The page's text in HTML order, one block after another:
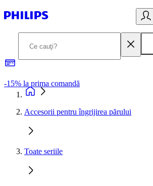
-15% la prima comandă
Accesorii pentru îngrijirea părului
Toate seriile